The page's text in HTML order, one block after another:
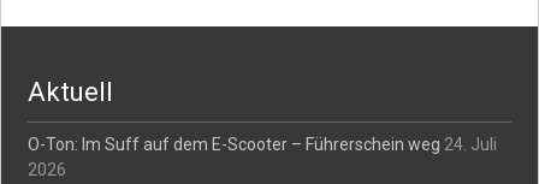
navigation
Aktuell
O-Ton: Im Suff auf dem E-Scooter – Führerschein weg 24. Juli
2026